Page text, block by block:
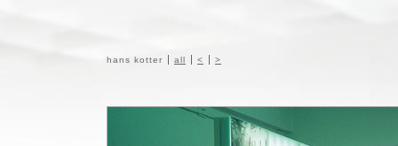
hans kotter all < >